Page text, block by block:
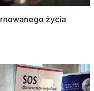
życia